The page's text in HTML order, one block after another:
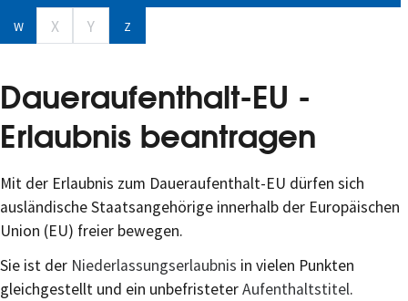
W X Y Z
Daueraufenthalt-EU -
Erlaubnis beantragen
Mit der Erlaubnis zum Daueraufenthalt-EU dürfen sich
ausländische Staatsangehörige innerhalb der Europäischen
Union (EU) freier bewegen.
Sie ist der Niederlassungserlaubnis in vielen Punkten
gleichgestellt und ein unbefristeterAufenthaltstitel.